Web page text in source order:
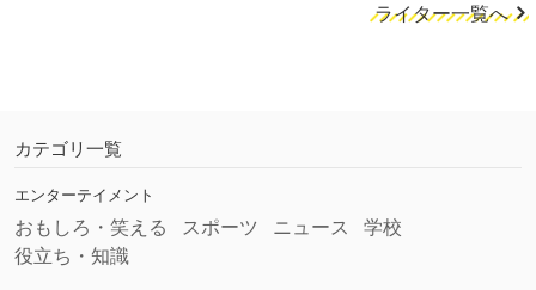
ライター一覧へ
カテゴリ一覧
エンターテイメント
おもしろ・笑える スポーツ ニュース
学校
役立ち・知識